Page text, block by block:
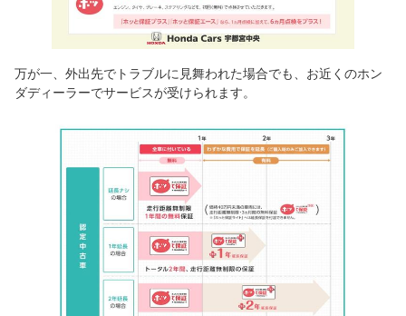
万が一、外出先でトラブルに見舞われた場合でも、お近くのホン
ダディーラーでサービスが受けられます。